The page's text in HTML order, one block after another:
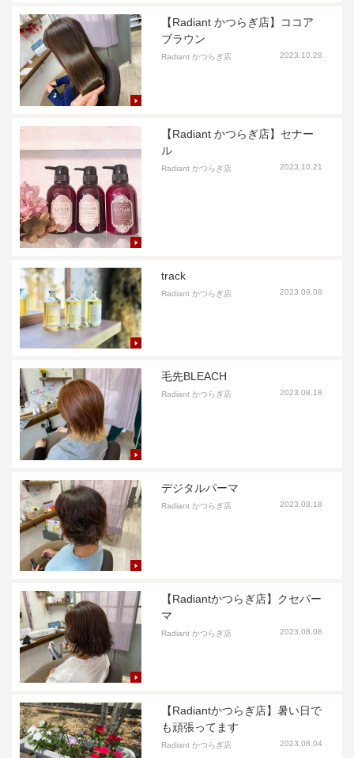
【Radiant かつらぎ店】ココア
ブラウン
Radiant かつらぎ店 2023.10.28
【Radiant かつらぎ店】セナー
ル
Radiant かつらぎ店 2023.10.21
track
Radiant かつらぎ店 2023.09.08
毛先BLEACH
Radiant かつらぎ店 2023.08.18
デジタルパーマ
Radiant かつらぎ店 2023.08.18
【Radiantかつらぎ店】クセパー
マ
Radiant かつらぎ店 2023.08.08
【Radiantかつらぎ店】暑い日で
も頑張ってます
Radiant かつらぎ店 2023.08.04